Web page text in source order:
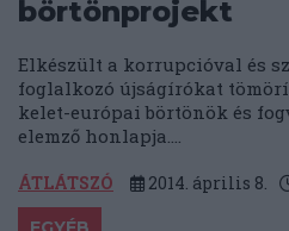
börtönprojekt
Elkészült a korrupcióval és
foglalkozó újságírókat
kelet-európai börtönök és
elemző honlapja....
ÁTLÁTSZÓ 2014. április 8.